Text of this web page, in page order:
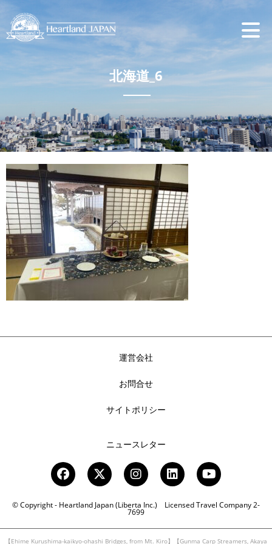
北海道_6
© Copyright - Heartland Japan (Liberta Inc.) Licensed Travel Company 2-
7699
運営会社
お問合せ
サイトポリシー
ニュースレター
【Ehime Kurushima-kaikyo-ohashi Bridges, from Mt. Kiro】【Gunma Carp Streamers, Akaya